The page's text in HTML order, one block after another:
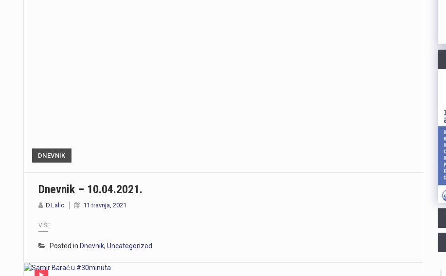
DNEVNIK
Dnevnik – 10.04.2021.
D.Lalic 11 travnja, 2021
VIŠE
Posted in Dnevnik, Uncategorized